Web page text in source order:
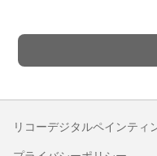
リコーデジタルペインティ